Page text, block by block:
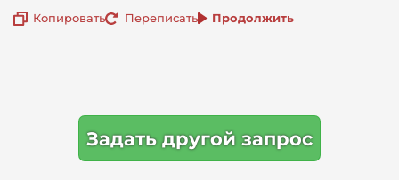
Копировать Переписать Продолжить
Задать другой запрос